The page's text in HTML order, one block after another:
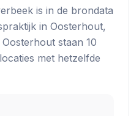
is in de brondata
in Oosterhout,
Oosterhout staan 10
locaties met hetzelfde